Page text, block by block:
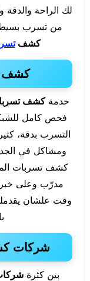
لك الراحة والدقة
من تسرب بسيط
كشف
كشف
خدمةكشف
فحص كامل
التسرب بدقة،
ومشاكل في
كشف تسربات
مدرّب وعلى
وقت علشان
شركات
بين كثرة